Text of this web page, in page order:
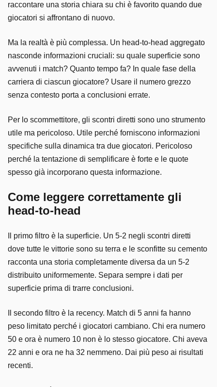
raccontare una storia chiara su chi è favorito quando due
giocatori si affrontano di nuovo.
Ma la realtà è più complessa. Un head-to-head aggregato
nasconde informazioni cruciali: su quale superficie sono
avvenuti i match? Quanto tempo fa? In quale fase della
carriera di ciascun giocatore? Usare il numero grezzo
senza contesto porta a conclusioni errate.
Per lo scommettitore, gli scontri diretti sono uno strumento
utile ma pericoloso. Utile perché forniscono informazioni
specifiche sulla dinamica tra due giocatori. Pericoloso
perché la tentazione di semplificare è forte e le quote
spesso già incorporano questa informazione.
Come leggere correttamente gli
head-to-head
Il primo filtro è la superficie. Un 5-2 negli scontri diretti
dove tutte le vittorie sono su terra e le sconfitte su cemento
racconta una storia completamente diversa da un 5-2
distribuito uniformemente. Separa sempre i dati per
superficie prima di trarre conclusioni.
Il secondo filtro è la recency. Match di 5 anni fa hanno
peso limitato perché i giocatori cambiano. Chi era numero
50 e ora è numero 10 non è lo stesso giocatore. Chi aveva
22 anni e ora ne ha 32 nemmeno. Dai più peso ai risultati
recenti.